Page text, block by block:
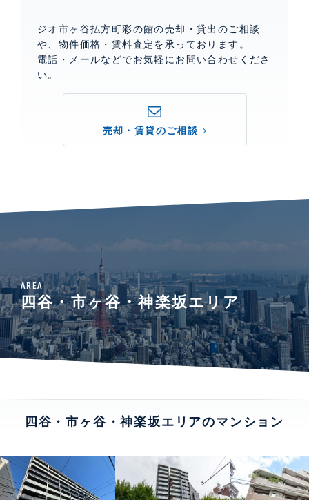
ジオ市ヶ谷払方町彩の館の売却・貸出のご相談
や、物件価格・賃料査定を承っております。
電話・メールなどでお気軽にお問い合わせくださ
い。
売却・賃貸のご相談
AREA
四谷・市ヶ谷・神楽坂エリア
四谷・市ヶ谷・神楽坂エリアのマンション